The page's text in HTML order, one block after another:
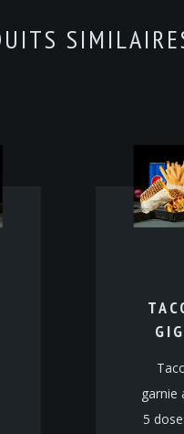
garnie
5